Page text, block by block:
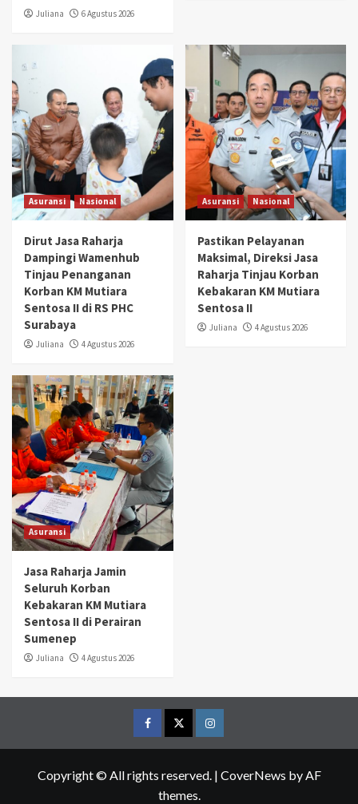
Juliana 6 Agustus 2026
Asuransi Nasional
Dirut Jasa Raharja
Dampingi Wamenhub
Tinjau Penanganan
Korban KM Mutiara
Sentosa II di RS PHC
Surabaya
Juliana 4 Agustus 2026
Asuransi Nasional
Pastikan Pelayanan
Maksimal, Direksi Jasa
Raharja Tinjau Korban
Kebakaran KM Mutiara
Sentosa II
Juliana 4 Agustus 2026
Asuransi
Jasa Raharja Jamin
Seluruh Korban
Kebakaran KM Mutiara
Sentosa II di Perairan
Sumenep
Juliana 4 Agustus 2026
FacebookTwitterInstagram
Copyright © All rights reserved. | CoverNews by AF
themes.